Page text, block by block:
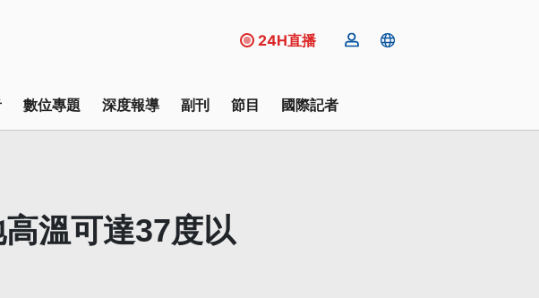
24H直播
數位專題 深度報導 副刊 節目 國際記者
溫可達37度以